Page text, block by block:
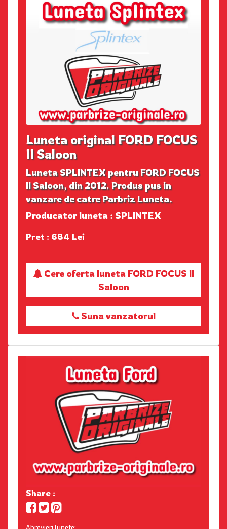
Luneta original FORD FOCUS
II Saloon
Luneta SPLINTEX pentru FORD FOCUS
II Saloon, din 2012. Produs pus in
vanzare de catre Parbriz Luneta.
Producator luneta : SPLINTEX
Pret : 684 Lei
Cere oferta luneta FORD FOCUS II
Saloon
Suna vanzatorul
Share :